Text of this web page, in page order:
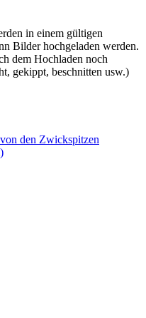
in einem gültigen
Bilder hochgeladen werden.
dem Hochladen noch
gekippt, beschnitten usw.)
den Zwickspitzen